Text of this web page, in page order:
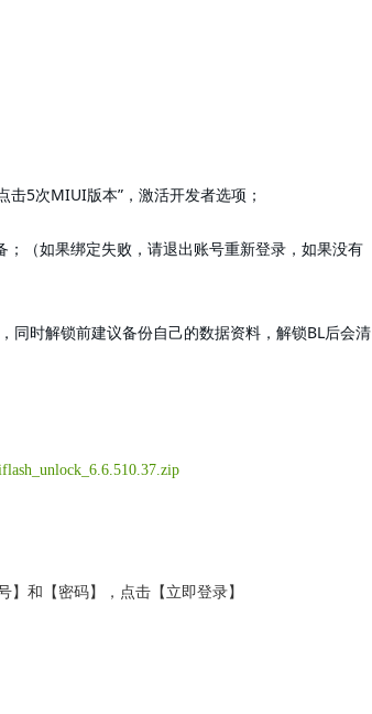
5次MIUI版本”，激活开发者选项；
（如果绑定失败，请退出账号重新登录，如果没有
同时解锁前建议备份自己的数据资料，解锁BL后会清
】和【密码】，点击【立即登录】